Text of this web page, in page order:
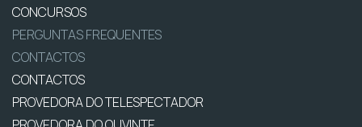
CONCURSOS
PERGUNTAS FREQUENTES
CONTACTOS
CONTACTOS
PROVEDORA DO TELESPECTADOR